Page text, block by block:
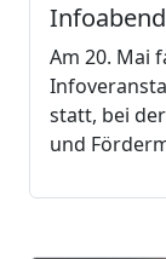
Am 20. Mai
statt, bei
und